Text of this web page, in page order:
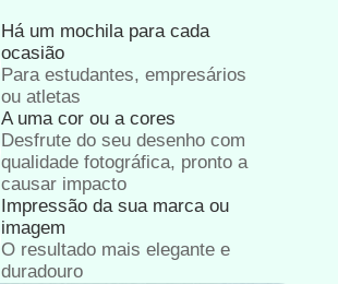
Há um mochila para cada
ocasião
Para estudantes, empresários
ou atletas
A uma cor ou a cores
Desfrute do seu desenho com
qualidade fotográfica, pronto a
causar impacto
Impressão da sua marca ou
imagem
O resultado mais elegante e
duradouro